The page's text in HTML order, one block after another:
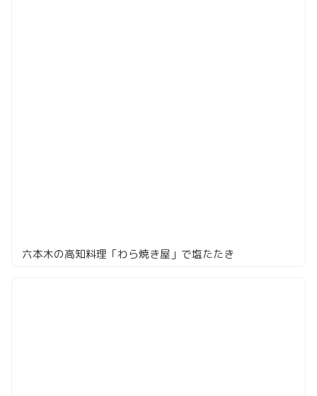
六本木の高知料理「わら焼き屋」で塩たたき